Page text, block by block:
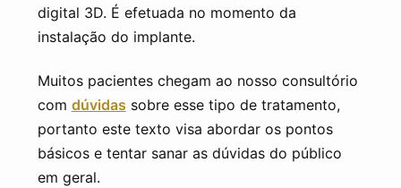
digital 3D. É efetuada no momento da
instalação do implante.
Muitos pacientes chegam ao nosso consultório
com dúvidas sobre esse tipo de tratamento,
portanto este texto visa abordar os pontos
básicos e tentar sanar as dúvidas do público
em geral.